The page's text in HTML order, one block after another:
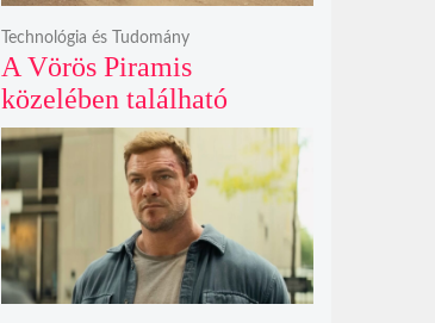
A Vörös Piramis
közelében található
rejtélyes vonalak nem
kőszállító rámpák, hanem
egy ókori gátrendszer
részei lehetnek
Technológia és Tudomány